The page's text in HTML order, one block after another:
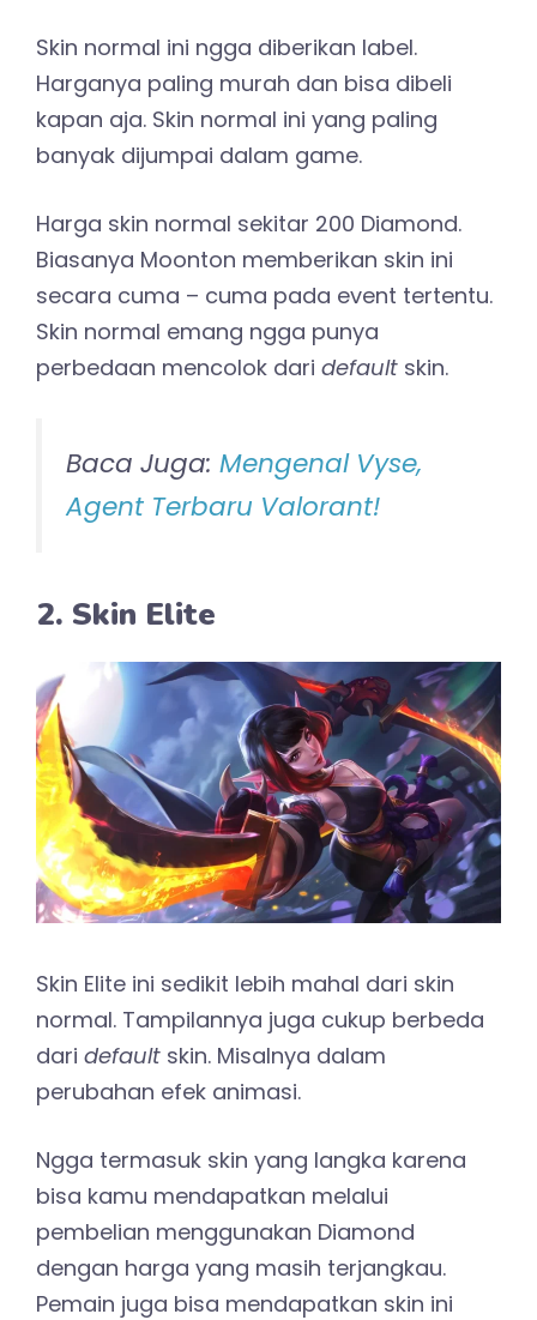
Skin normal ini ngga diberikan label.
Harganya paling murah dan bisa dibeli
kapan aja. Skin normal ini yang paling
banyak dijumpai dalam game.
Harga skin normal sekitar 200 Diamond.
Biasanya Moonton memberikan skin ini
secara cuma – cuma pada event tertentu.
Skin normal emang ngga punya
perbedaan mencolok dari default skin.
Baca Juga: Mengenal Vyse,
Agent Terbaru Valorant!
2. Skin Elite
Skin Elite ini sedikit lebih mahal dari skin
normal. Tampilannya juga cukup berbeda
dari default skin. Misalnya dalam
perubahan efek animasi.
Ngga termasuk skin yang langka karena
bisa kamu mendapatkan melalui
pembelian menggunakan Diamond
dengan harga yang masih terjangkau.
Pemain juga bisa mendapatkan skin ini